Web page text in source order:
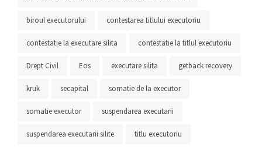
biroul executorului contestarea titlului executoriu
contestatie la executare silita contestatie la titlul executoriu
Drept Civil Eos executare silita getback recovery
kruk secapital somatie de la executor
somatie executor suspendarea executarii
suspendarea executarii silite titlu executoriu